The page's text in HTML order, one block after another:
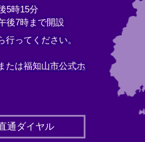
5時15分
後7時まで開設
ってください。
たは福知山市公式ホ
通ダイヤル